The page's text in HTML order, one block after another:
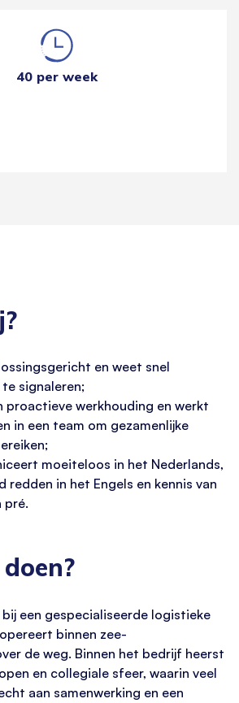
40 per week
en weet snel
signaleren;
proactieve werkhouding en werkt
in een team om gezamenlijke
moeiteloos in het Nederlands,
redden in het Engels en kennis van
pré.
een gespecialiseerde logistieke
binnen zee-
de weg. Binnen het bedrijf heerst
en collegiale sfeer, waarin veel
aan samenwerking en een